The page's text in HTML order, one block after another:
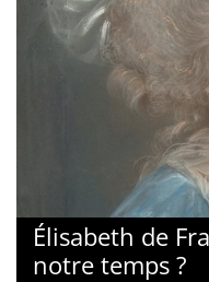
Élisabeth de
notre temps ?